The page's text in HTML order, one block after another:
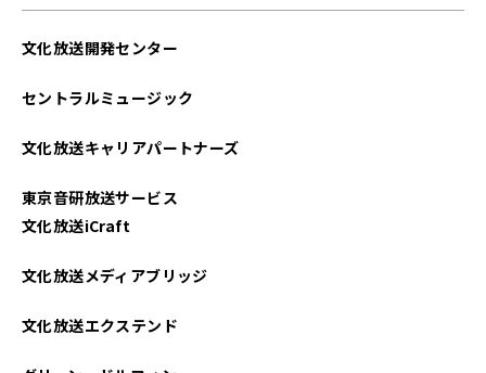
2024年11月
2024年06月
2024年05月
2024年04月
文化放送開発センター
セントラルミュージック
文化放送キャリアパートナーズ
東京音研放送サービス
文化放送iCraft
文化放送メディアブリッジ
文化放送エクステンド